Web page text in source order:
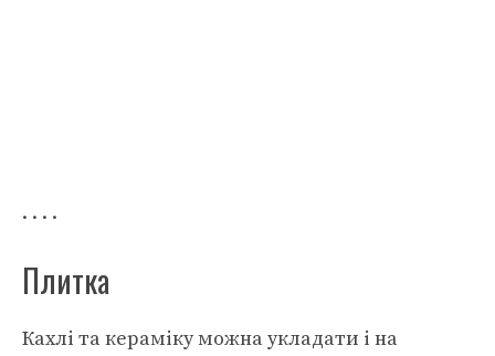
. . . .
Плитка
Кахлі та кераміку можна укладати і на